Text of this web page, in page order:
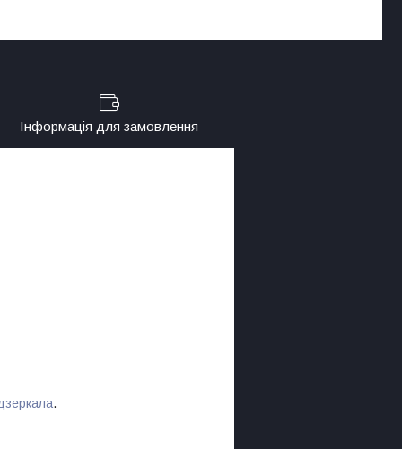
Інформація для замовлення
.